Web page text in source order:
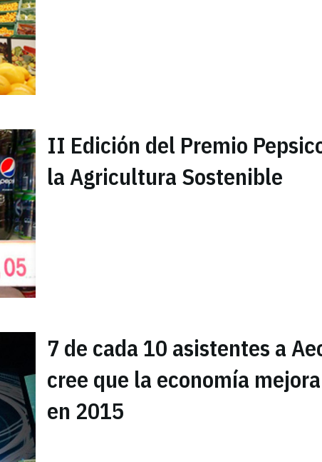
II Edición del Premio
la Agricultura Sostenible
7 de cada 10 asistentes a
cree que la economía
en 2015